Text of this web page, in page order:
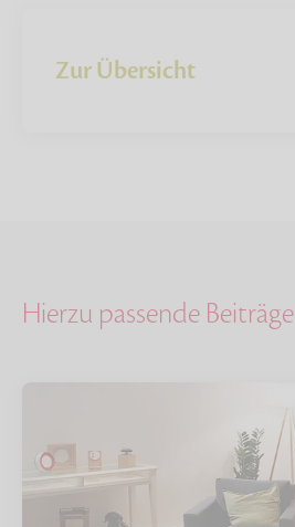
Zur Übersicht
Hierzu passende Beiträge